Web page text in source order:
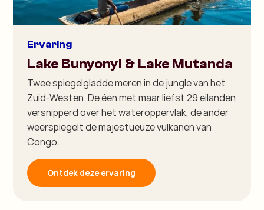
Ervaring
Lake Bunyonyi & Lake Mutanda
Twee spiegelgladde meren in de jungle van het
Zuid-Westen. De één met maar liefst 29 eilanden
versnipperd over het wateroppervlak, de ander
weerspiegelt de majestueuze vulkanen van
Congo.
Ontdek deze ervaring